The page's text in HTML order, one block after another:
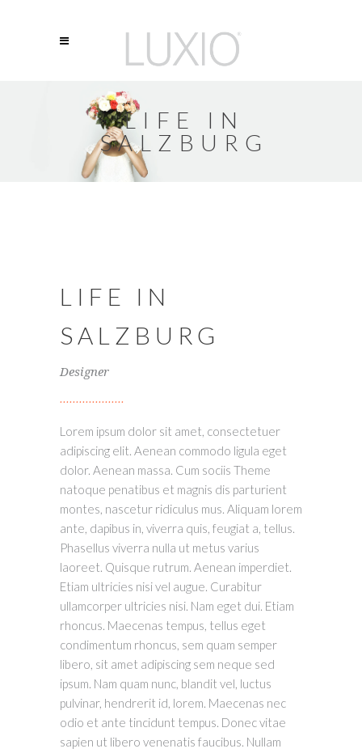
LIFE IN
SALZBURG
LIFE IN
SALZBURG
Designer
Lorem ipsum dolor sit amet, consectetuer
adipiscing elit. Aenean commodo ligula eget
dolor. Aenean massa. Cum sociis Theme
natoque penatibus et magnis dis parturient
montes, nascetur ridiculus mus. Aliquam lorem
ante, dapibus in, viverra quis, feugiat a, tellus.
Phasellus viverra nulla ut metus varius
laoreet. Quisque rutrum. Aenean imperdiet.
Etiam ultricies nisi vel augue. Curabitur
ullamcorper ultricies nisi. Nam eget dui. Etiam
rhoncus. Maecenas tempus, tellus eget
condimentum rhoncus, sem quam semper
libero, sit amet adipiscing sem neque sed
ipsum. Nam quam nunc, blandit vel, luctus
pulvinar, hendrerit id, lorem. Maecenas nec
odio et ante tincidunt tempus. Donec vitae
sapien ut libero venenatis faucibus. Nullam